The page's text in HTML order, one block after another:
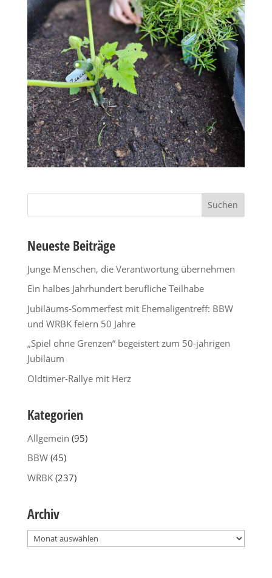
Suchen
Neueste Beiträge
Junge Menschen, die Verantwortung übernehmen
Ein halbes Jahrhundert berufliche Teilhabe
Jubiläums-Sommerfest mit Ehemaligentreff: BBW
und WRBK feiern 50 Jahre
„Spiel ohne Grenzen“ begeistert zum 50-jährigen
Jubiläum
Oldtimer-Rallye mit Herz
Kategorien
Allgemein (95)
BBW(45)
WRBK(237)
Archiv
Archiv